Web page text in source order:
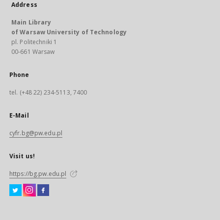
Address
Main Library
of Warsaw University of Technology
pl. Politechniki 1
00-661 Warsaw
Phone
tel. (+48 22) 234-5113, 7400
E-Mail
cyfr.bg@pw.edu.pl
Visit us!
https://bg.pw.edu.pl